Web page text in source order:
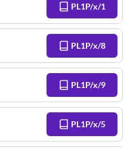
PL1P/x/1
PL1P/x/8
PL1P/x/9
PL1P/x/5